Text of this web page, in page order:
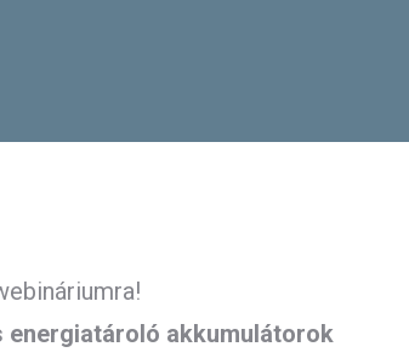
energiatároló akkumulátorok